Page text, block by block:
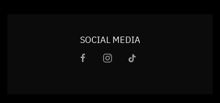
SOCIAL MEDIA